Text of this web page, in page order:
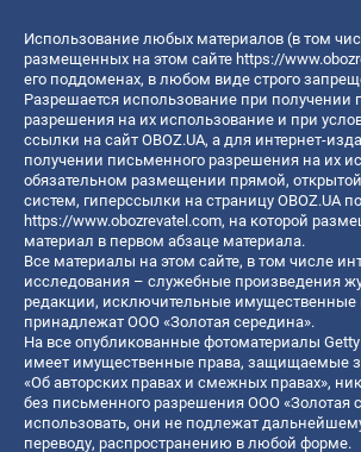
Использование любых материалов (в том
размещенных на этом сайте https://
его поддоменах, в любом виде строго
Разрешается использование при получении
разрешения на их использование и при
ссылки на сайт OBOZ.UA, а для интернет-
получении письменного разрешения на их
обязательном размещении прямой,
систем, гиперссылки на страницу OBOZ.UA
https://www.obozrevatel.com, на которой
материал в первом абзаце материала.
Все материалы на этом сайте, в том числе
исследования – служебные произведения
редакции, исключительные имущественные
принадлежат ООО «Золотая середина».
На все опубликованные фотоматериалы
имеет имущественные права, защищаемые
«Об авторских правах и смежных правах»,
без письменного разрешения ООО «Золотая
использовать, они не подлежат
переводу, распространению в любой форме.